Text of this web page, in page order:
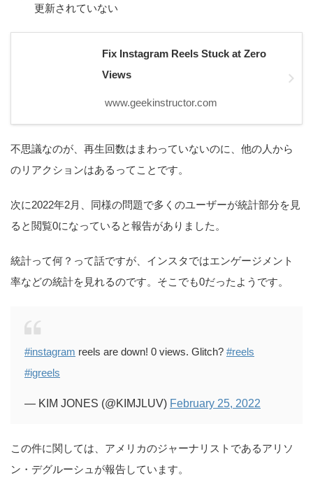
更新されていない
Fix Instagram Reels Stuck at Zero
Views
www.geekinstructor.com
不思議なのが、再生回数はまわっていないのに、他の人から
のリアクションはあるってことです。
次に2022年2月、同様の問題で多くのユーザーが統計部分を見
ると閲覧0になっていると報告がありました。
統計って何？って話ですが、インスタではエンゲージメント
率などの統計を見れるのです。そこでも0だったようです。
#instagram reels are down! 0 views. Glitch? #reels
#igreels
— KIM JONES (@KIMJLUV) February 25, 2022
この件に関しては、アメリカのジャーナリストであるアリソ
ン・デグルーシュが報告しています。